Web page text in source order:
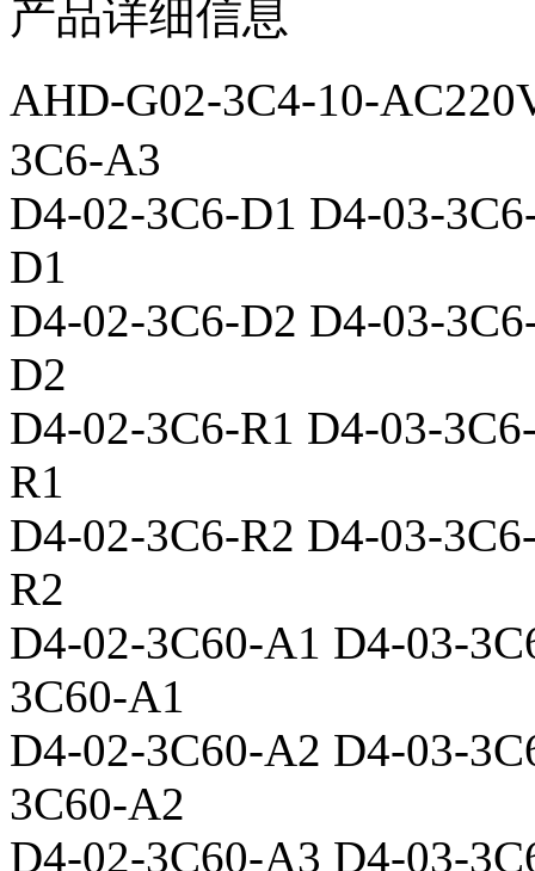
产品详细信息
AHD-G02-3C4-10-
3C6-A3
D4-02-3C6-D1 D4-03-
D1
D4-02-3C6-D2 D4-03-
D2
D4-02-3C6-R1 D4-03-
R1
D4-02-3C6-R2 D4-03-
R2
D4-02-3C60-A1 D4-03-
3C60-A1
D4-02-3C60-A2 D4-03-
3C60-A2
D4-02-3C60-A3 D4-03-